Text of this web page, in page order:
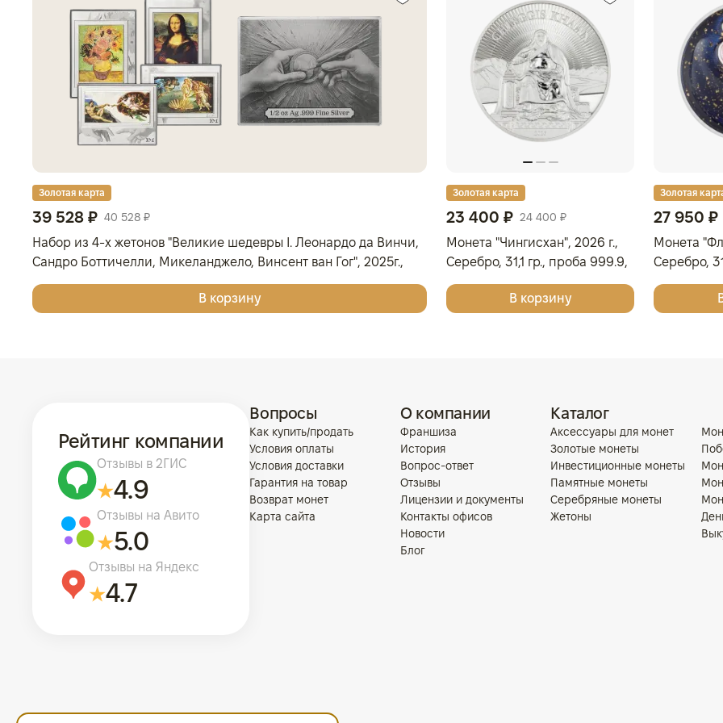
Золотая карта
39 528 ₽ 40 528 ₽
Набор из 4-х жетонов "Великие шедевры I. Леонардо да Винчи,
Сандро Боттичелли, Микеланджело, Винсент ван Гог", 2025г.,
Серебро, 62,2 гр., проба 999, ГЕРМАНИЯ
В корзину
Золотая карта
23 400 ₽ 24 400 ₽
Монета "Чингисхан", 2026 г.,
Серебро, 31,1 гр., проба 999.9,
МОНГОЛИЯ
В корзину
Золотая
27 950 ₽
Монета
Серебро,
ОСТРОВА
Рейтинг компании
Отзывы в 2ГИС
4.9
Отзывы на Авито
5.0
Отзывы на Яндекс
4.7
Вопросы
Как купить/продать
Условия оплаты
Условия доставки
Гарантия на товар
Возврат монет
Карта сайта
О компании
Франшиза
История
Вопрос-ответ
Отзывы
Лицензии и документы
Контакты офисов
Новости
Блог
Каталог
Аксессуары для монет
Золотые монеты
Инвестиционные монеты
Памятные монеты
Серебряные монеты
Жетоны